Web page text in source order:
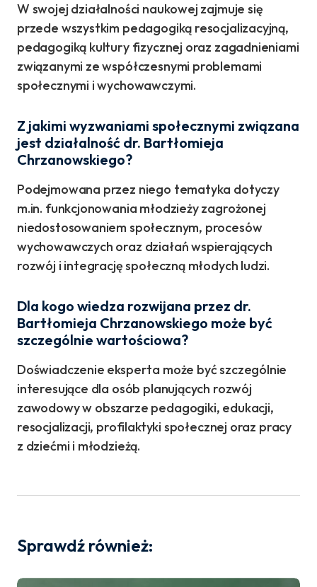
W swojej działalności naukowej zajmuje się
przede wszystkim pedagogiką resocjalizacyjną,
pedagogiką kultury fizycznej oraz zagadnieniami
związanymi ze współczesnymi problemami
społecznymi i wychowawczymi.
Z jakimi wyzwaniami społecznymi związana
jest działalność dr. Bartłomieja
Chrzanowskiego?
Podejmowana przez niego tematyka dotyczy
m.in. funkcjonowania młodzieży zagrożonej
niedostosowaniem społecznym, procesów
wychowawczych oraz działań wspierających
rozwój i integrację społeczną młodych ludzi.
Dla kogo wiedza rozwijana przez dr.
Bartłomieja Chrzanowskiego może być
szczególnie wartościowa?
Doświadczenie eksperta może być szczególnie
interesujące dla osób planujących rozwój
zawodowy w obszarze pedagogiki, edukacji,
resocjalizacji, profilaktyki społecznej oraz pracy
z dziećmi i młodzieżą.
Sprawdź również: